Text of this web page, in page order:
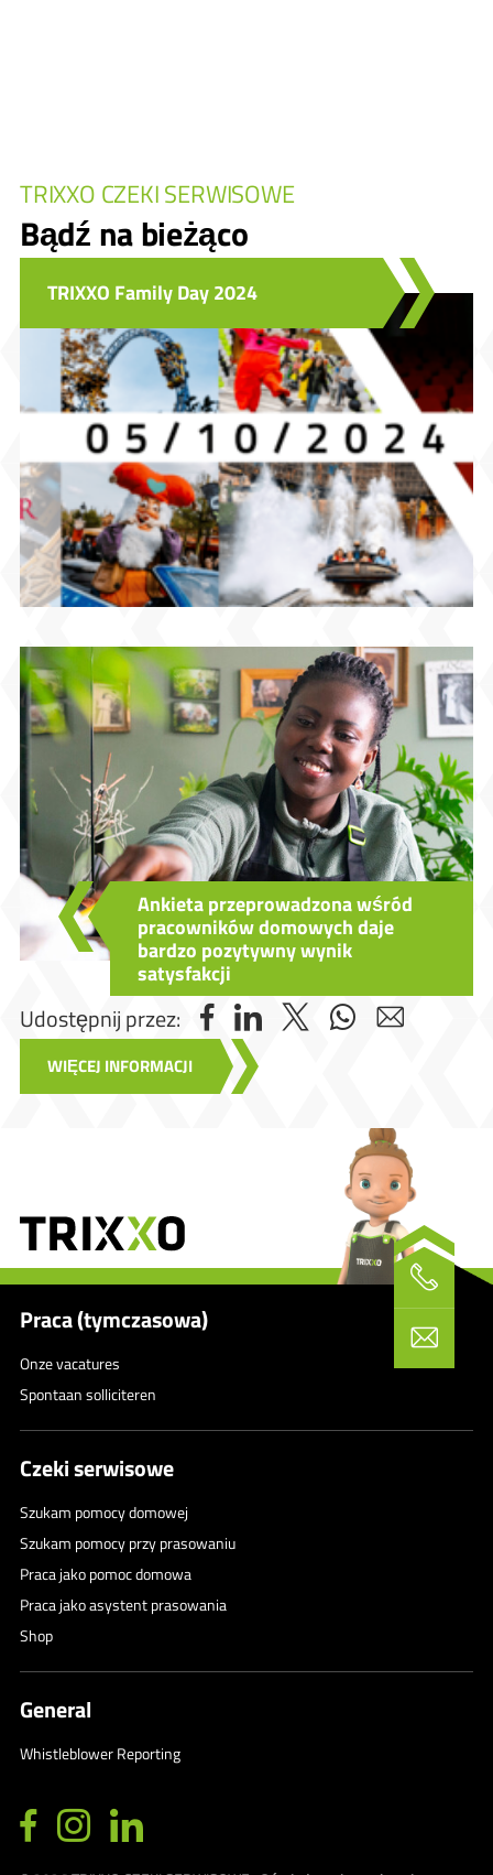
TRIXXO CZEKI SERWISOWE
Bądź na bieżąco
TRIXXO Family Day 2024
Ankieta przeprowadzona wśród
pracowników domowych daje
bardzo pozytywny wynik
satysfakcji
Udostępnij przez:
WIĘCEJ INFORMACJI
Praca (tymczasowa)
Onze vacatures
Spontaan solliciteren
Czeki serwisowe
Szukam pomocy domowej
Szukam pomocy przy prasowaniu
Praca jako pomoc domowa
Praca jako asystent prasowania
Shop
General
Whistleblower Reporting